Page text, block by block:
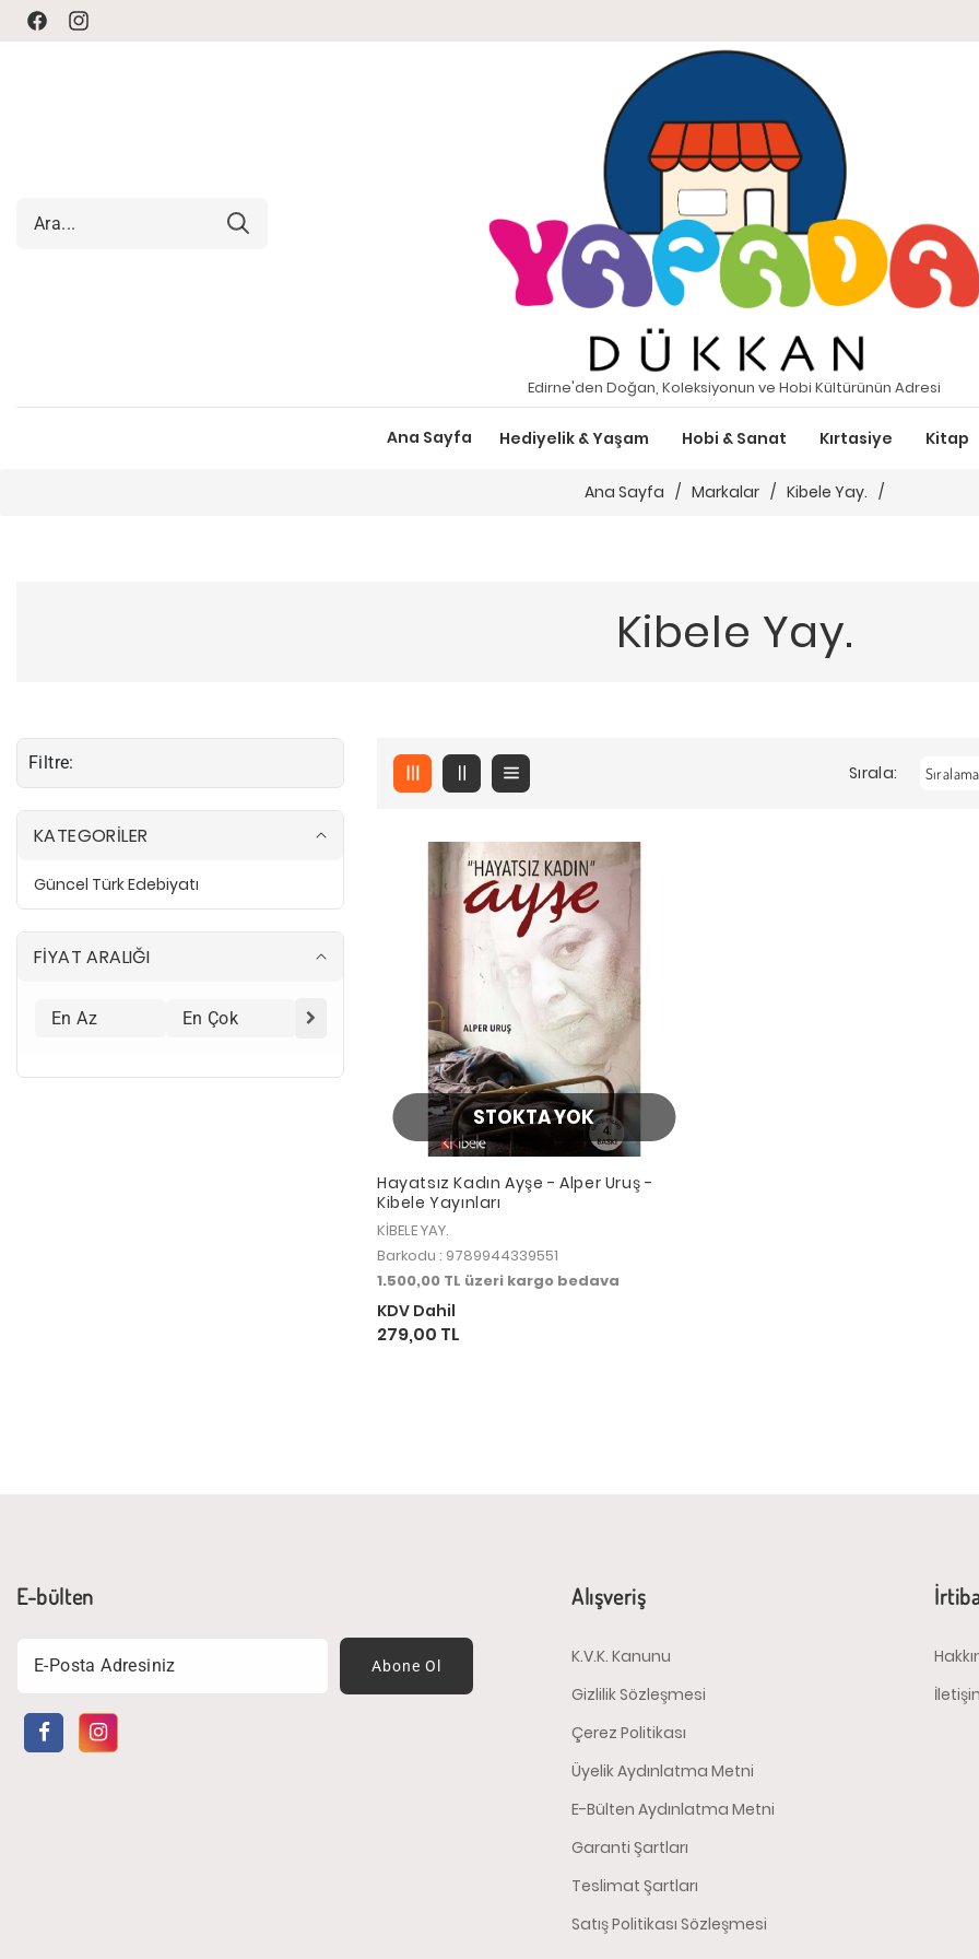
FacebookInstagram
Edirne'den Doğan, Koleksiyonun ve Hobi Kültürünün Adresi
Ana Sayfa Hediyelik & Yaşam Hobi & Sanat Kırtasiye Kitap
Ana Sayfa / Markalar / Kibele Yay. /
Kibele Yay.
Filtre:
KATEGORİLER
Güncel Türk Edebiyatı
G
ü
c
e
l
e
FİYAT ARALIĞI
Sırala:
STOKTA YOK
Hayatsız Kadın Ayşe - Alper Uruş -
Kibele Yayınları
KİBELE YAY.
Barkodu : 9789944339551
1.500,00 TL üzeri kargo bedava
KDV Dahil
279,00 TL
E-bülten
Email Abone Ol
Alışveriş
K.V.K. Kanunu
Gizlilik Sözleşmesi
Çerez Politikası
Üyelik Aydınlatma Metni
E-Bülten Aydınlatma Metni
Garanti Şartları
Teslimat Şartları
Satış Politikası Sözleşmesi